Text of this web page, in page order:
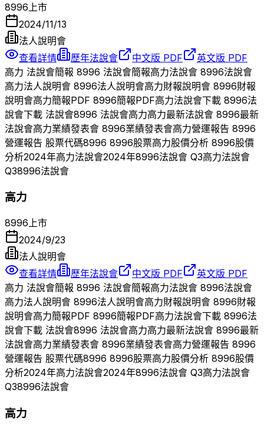
8996 上市
2024/11/13
法人說明會
查看詳情
歷年法說會 中文版 PDF
英文版 PDF
高力 法說會簡報 8996 法說會簡報高力法說會 8996法說會
高力法人說明會 8996法人說明會高力財報說明會 8996財報
說明會高力簡報PDF 8996簡報PDF高力法說會下載 8996法
說會下載 法說會8996 法說會高力高力最新法說會 8996最新
法說會高力業績發表會 8996業績發表會高力營運報告 8996
營運報告 股票代碼8996 8996股票高力股價分析 8996股價
分析2024年高力法說會2024年8996法說會 Q3高力法說會
Q38996法說會
高力
8996上市
2024/9/23
法人說明會
查看詳情
歷年法說會 中文版 PDF
英文版 PDF
高力 法說會簡報 8996 法說會簡報高力法說會 8996法說會
高力法人說明會 8996法人說明會高力財報說明會 8996財報
說明會高力簡報PDF 8996簡報PDF高力法說會下載 8996法
說會下載 法說會8996 法說會高力高力最新法說會 8996最新
法說會高力業績發表會 8996業績發表會高力營運報告 8996
營運報告 股票代碼8996 8996股票高力股價分析 8996股價
分析2024年高力法說會2024年8996法說會 Q3高力法說會
Q38996法說會
高力